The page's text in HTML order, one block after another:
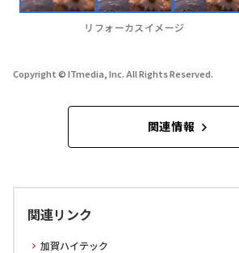
リフォーカスイメージ
Copyright © ITmedia, Inc. All Rights Reserved.
関連情報
関連リンク
加賀ハイテック